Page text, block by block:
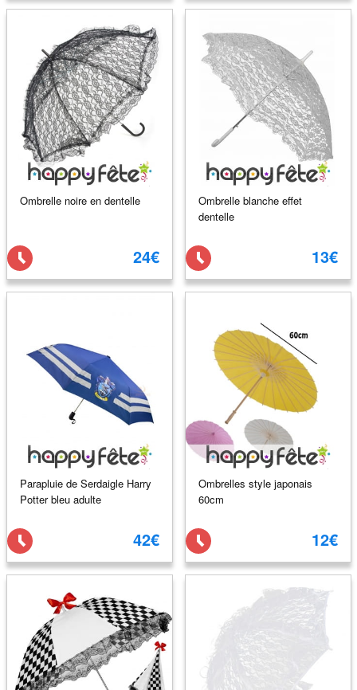
Ombrelle noire en dentelle
24€
Ombrelle blanche effet
dentelle
13€
Parapluie de Serdaigle Harry
Potter bleu adulte
42€
Ombrelles style japonais
60cm
12€